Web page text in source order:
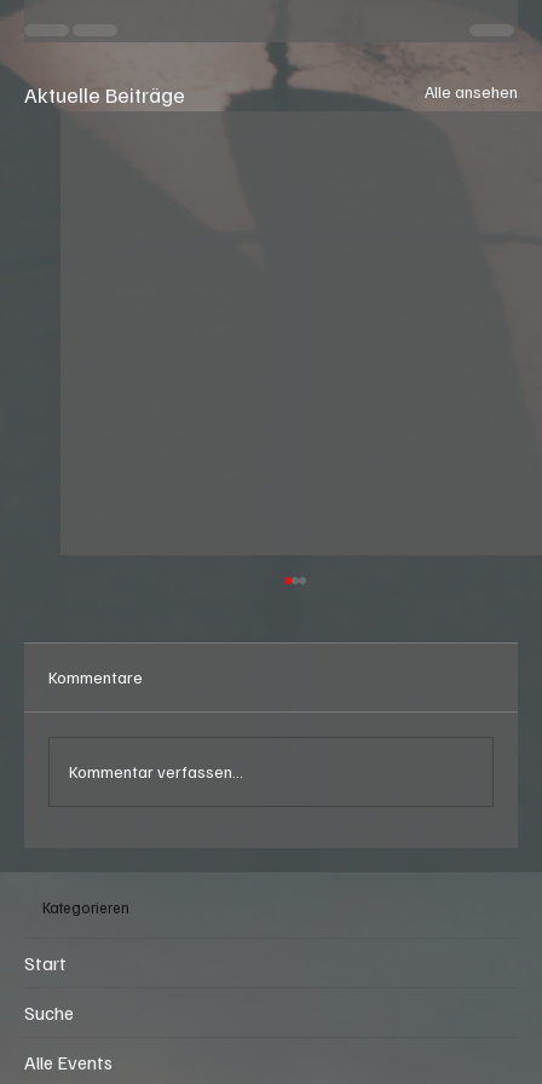
Aktuelle Beiträge Alle ansehen
07.08.2026, ab 18:00 Uhr
Kommentare
Kommentar verfassen...
Kategorieren
Start
Suche
Alle Events